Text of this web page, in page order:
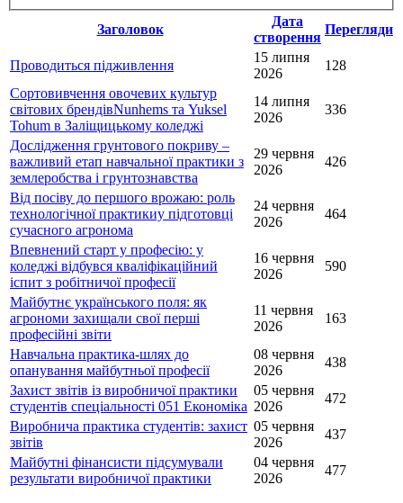
Заголовок
Дата
створення
Перегляди
Проводиться підживлення
15 липня
2026
128
Сортовивчення овочевих культур
світових брендівNunhems та Yuksel
Tohum в Заліщицькому коледжі
14 липня
2026
336
Дослідження грунтового покриву –
важливий етап навчальної практики з
землеробства і грунтознавства
29 червня
2026
426
Від посіву до першого врожаю: роль
технологічної практикиу підготовці
сучасного агронома
24 червня
2026
464
Впевнений старт у професію: у
коледжі відбувся кваліфікаційний
іспит з робітничої професії
16 червня
2026
590
Майбутнє українського поля: як
агрономи захищали свої перші
професійні звіти
11 червня
2026
163
Навчальна практика-шлях до
опанування майбутньої професії
08 червня
2026
438
Захист звітів із виробничої практики
студентів спеціальності 051 Економіка
05 червня
2026
472
Виробнича практика студентів: захист
звітів
05 червня
2026
437
Майбутні фінансисти підсумували
результати виробничої практики
04 червня
2026
477